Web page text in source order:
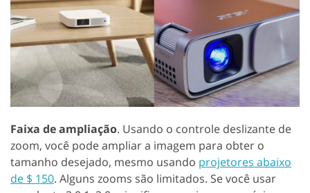
Faixa de ampliação. Usando o controle deslizante de
zoom, você pode ampliar a imagem para obter o
tamanho desejado, mesmo usando projetores abaixo
de $ 150. Alguns zooms são limitados. Se você usar